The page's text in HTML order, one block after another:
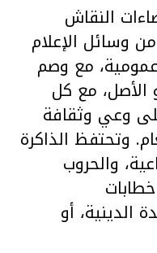
النقاش
وسائل الإعلام
عمومية، مع وصم
الأصل، مع كل
وعي وثقافة
وتحتفظ الذاكرة
والحروب
الدينية، أو